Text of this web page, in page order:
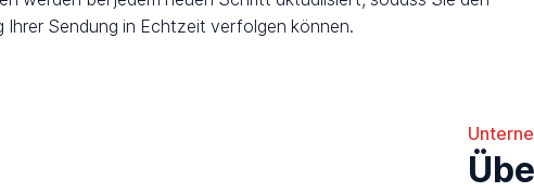
Ihrer Sendung in Echtzeit verfolgen können.